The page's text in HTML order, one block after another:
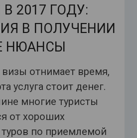
2017 ГОДУ:
В ПОЛУЧЕНИИ
НЮАНСЫ
отнимает время,
услуга стоит денег.
многие туристы
от хороших
туров по приемлемой